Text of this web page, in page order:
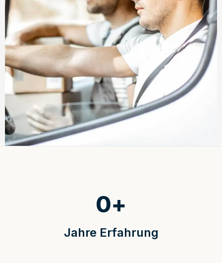
Jahre Erfahrung
0+